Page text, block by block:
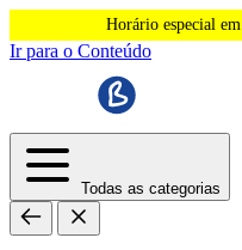
Horário especial em
Ir para o Conteúdo
Todas as categorias